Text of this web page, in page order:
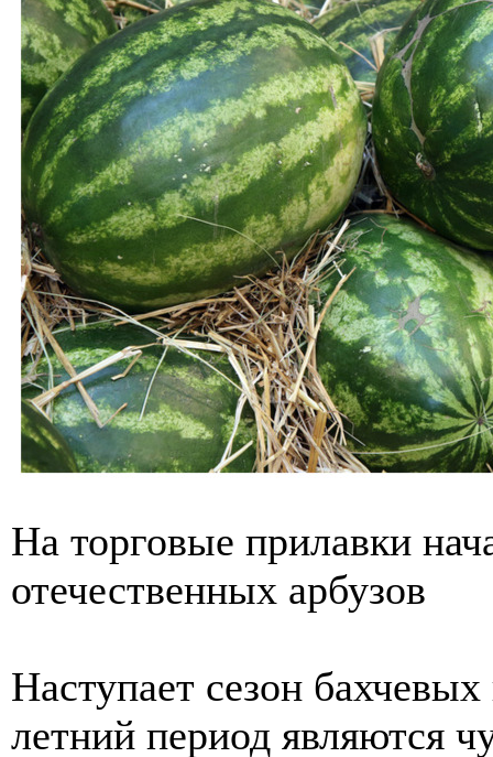
На торговые прилавки
отечественных арбузов
Наступает сезон
летний период являются